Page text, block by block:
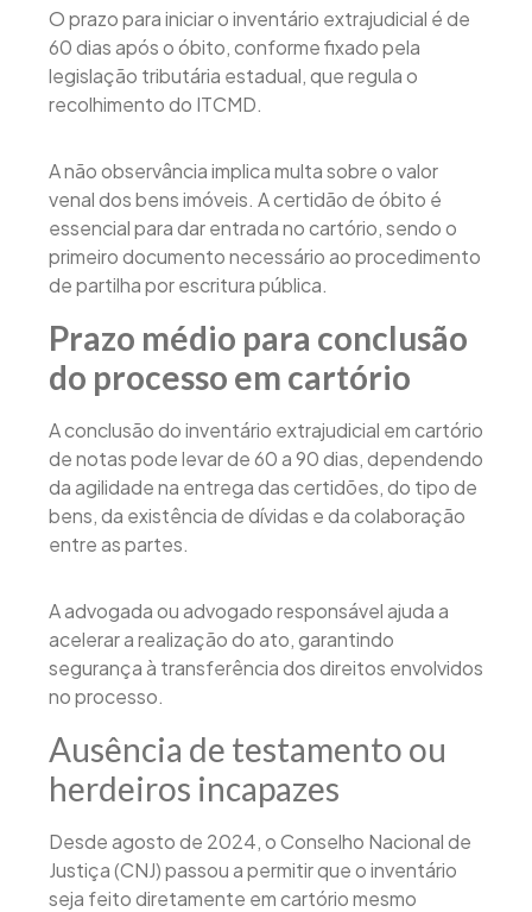
O prazo para iniciar o inventário extrajudicial é de
60 dias após o óbito, conforme fixado pela
legislação tributária estadual, que regula o
recolhimento do ITCMD.
A não observância implica multa sobre o valor
venal dos bens imóveis. A certidão de óbito é
essencial para dar entrada no cartório, sendo o
primeiro documento necessário ao procedimento
de partilha por escritura pública.
Prazo médio para conclusão
do processo em cartório
A conclusão do inventário extrajudicial em cartório
de notas pode levar de 60 a 90 dias, dependendo
da agilidade na entrega das certidões, do tipo de
bens, da existência de dívidas e da colaboração
entre as partes.
A advogada ou advogado responsável ajuda a
acelerar a realização do ato, garantindo
segurança à transferência dos direitos envolvidos
no processo.
Ausência de testamento ou
herdeiros incapazes
Desde agosto de 2024, o Conselho Nacional de
Justiça (CNJ) passou a permitir que o inventário
seja feito diretamente em cartório mesmo